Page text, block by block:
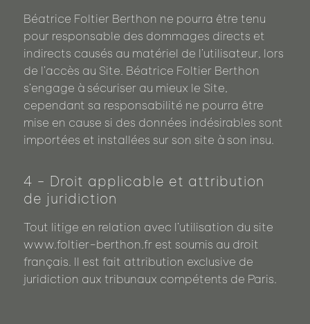
Béatrice Foltier Berthon ne pourra être tenu
pour responsable des dommages directs et
indirects causés au matériel de l’utilisateur, lors
de l’accès au Site. Béatrice Foltier Berthon
s’engage à sécuriser au mieux le Site,
cependant sa responsabilité ne pourra être
mise en cause si des données indésirables sont
importées et installées sur son site à son insu.
4 - Droit applicable et attribution
de juridiction
Tout litige en relation avec l’utilisation du site
www.foltier-berthon.fr est soumis au droit
français. Il est fait attribution exclusive de
juridiction aux tribunaux compétents de Paris.